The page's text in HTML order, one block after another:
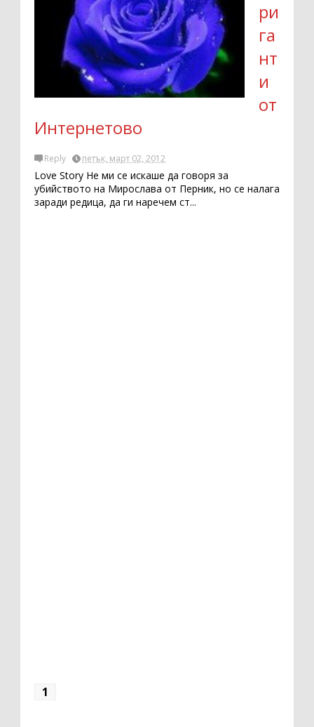
ри
га
нт
и
от
Интернетово
Reply петък, март 02, 2012
Love Story Не ми се искаше да говоря за
убийството на Мирослава от Перник, но се налага
заради редица, да ги наречем ст...
1